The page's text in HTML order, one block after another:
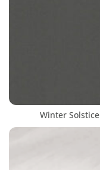
Winter Solstice